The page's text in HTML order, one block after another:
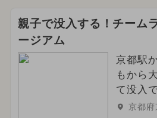
親子で没入する！チーム
ージアム
京都駅
もから
て没入
京都府